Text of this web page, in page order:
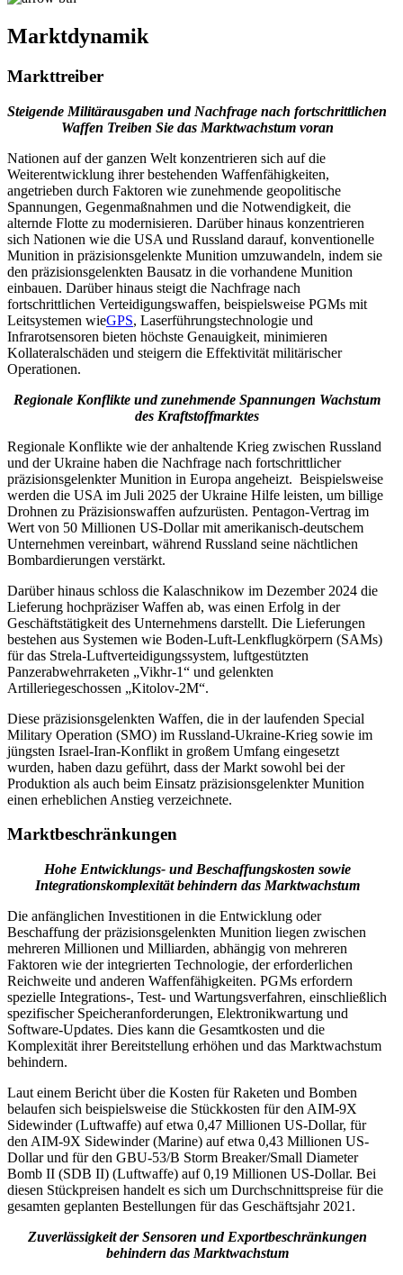
Marktdynamik
Markttreiber
Steigende Militärausgaben und Nachfrage nach fortschrittlichen
Waffen Treiben Sie das Marktwachstum voran
Nationen auf der ganzen Welt konzentrieren sich auf die
Weiterentwicklung ihrer bestehenden Waffenfähigkeiten,
angetrieben durch Faktoren wie zunehmende geopolitische
Spannungen, Gegenmaßnahmen und die Notwendigkeit, die
alternde Flotte zu modernisieren. Darüber hinaus konzentrieren
sich Nationen wie die USA und Russland darauf, konventionelle
Munition in präzisionsgelenkte Munition umzuwandeln, indem sie
den präzisionsgelenkten Bausatz in die vorhandene Munition
einbauen. Darüber hinaus steigt die Nachfrage nach
fortschrittlichen Verteidigungswaffen, beispielsweise PGMs mit
Leitsystemen wieGPS, Laserführungstechnologie und
Infrarotsensoren bieten höchste Genauigkeit, minimieren
Kollateralschäden und steigern die Effektivität militärischer
Operationen.
Regionale Konflikte und zunehmende Spannungen Wachstum
des Kraftstoffmarktes
Regionale Konflikte wie der anhaltende Krieg zwischen Russland
und der Ukraine haben die Nachfrage nach fortschrittlicher
präzisionsgelenkter Munition in Europa angeheizt. Beispielsweise
werden die USA im Juli 2025 der Ukraine Hilfe leisten, um billige
Drohnen zu Präzisionswaffen aufzurüsten. Pentagon-Vertrag im
Wert von 50 Millionen US-Dollar mit amerikanisch-deutschem
Unternehmen vereinbart, während Russland seine nächtlichen
Bombardierungen verstärkt.
Darüber hinaus schloss die Kalaschnikow im Dezember 2024 die
Lieferung hochpräziser Waffen ab, was einen Erfolg in der
Geschäftstätigkeit des Unternehmens darstellt. Die Lieferungen
bestehen aus Systemen wie Boden-Luft-Lenkflugkörpern (SAMs)
für das Strela-Luftverteidigungssystem, luftgestützten
Panzerabwehrraketen „Vikhr-1“ und gelenkten
Artilleriegeschossen „Kitolov-2M“.
Diese präzisionsgelenkten Waffen, die in der laufenden Special
Military Operation (SMO) im Russland-Ukraine-Krieg sowie im
jüngsten Israel-Iran-Konflikt in großem Umfang eingesetzt
wurden, haben dazu geführt, dass der Markt sowohl bei der
Produktion als auch beim Einsatz präzisionsgelenkter Munition
einen erheblichen Anstieg verzeichnete.
Marktbeschränkungen
Hohe Entwicklungs- und Beschaffungskosten sowie
Integrationskomplexität behindern das Marktwachstum
Die anfänglichen Investitionen in die Entwicklung oder
Beschaffung der präzisionsgelenkten Munition liegen zwischen
mehreren Millionen und Milliarden, abhängig von mehreren
Faktoren wie der integrierten Technologie, der erforderlichen
Reichweite und anderen Waffenfähigkeiten. PGMs erfordern
spezielle Integrations-, Test- und Wartungsverfahren, einschließlich
spezifischer Speicheranforderungen, Elektronikwartung und
Software-Updates. Dies kann die Gesamtkosten und die
Komplexität ihrer Bereitstellung erhöhen und das Marktwachstum
behindern.
Laut einem Bericht über die Kosten für Raketen und Bomben
belaufen sich beispielsweise die Stückkosten für den AIM-9X
Sidewinder (Luftwaffe) auf etwa 0,47 Millionen US-Dollar, für
den AIM-9X Sidewinder (Marine) auf etwa 0,43 Millionen US-
Dollar und für den GBU-53/B Storm Breaker/Small Diameter
Bomb II (SDB II) (Luftwaffe) auf 0,19 Millionen US-Dollar. Bei
diesen Stückpreisen handelt es sich um Durchschnittspreise für die
gesamten geplanten Bestellungen für das Geschäftsjahr 2021.
Zuverlässigkeit der Sensoren und Exportbeschränkungen
behindern das Marktwachstum